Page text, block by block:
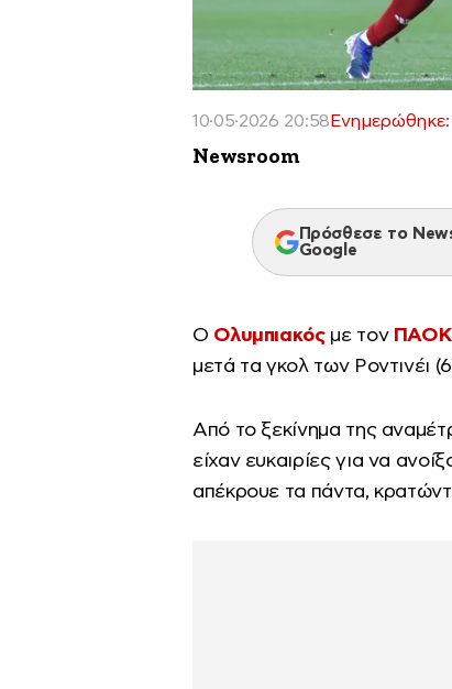
10·05·2026 20:58 Ενημερώθηκε:
Newsroom
Πρόσθεσε το
Google
Ο Ολυμπιακός με τον ΠΑΟΚ
μετά τα γκολ των Ροντινέι
Από το ξεκίνημα της
είχαν ευκαιρίες για να
απέκρουε τα πάντα,